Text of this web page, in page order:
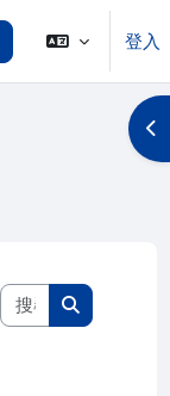
課程
尋課程
登入
開
搜尋課程
搜尋課程